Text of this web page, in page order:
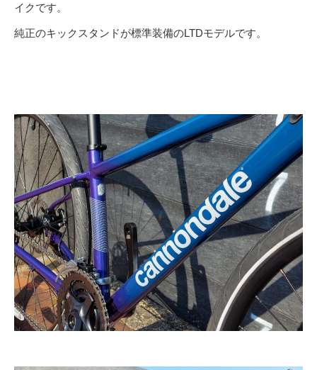
イクです。
純正のキックスタンドが標準装備のLTDモデルです。